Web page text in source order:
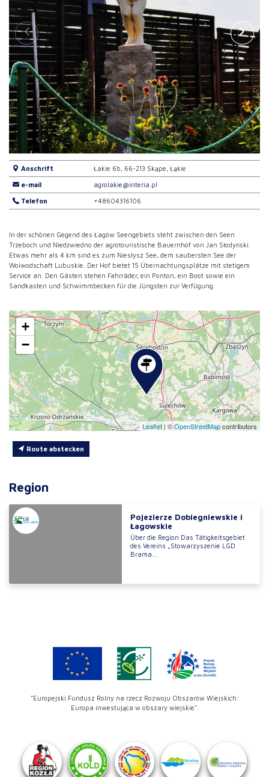
Anschrift Łakie 6b, 66-213 Skąpe, Łąkie
e-mail agrolakie@interia.pl
Telefon +48604316106
In der schönen Gegend des Łagów Seengebiets steht zwischen den Seen
Trzeboch und Niedźwiedno der agrotouristische Bauernhof von Jan Słodyński.
Etwas mehr als 4 km sind es zum Niesłysz See, dem saubersten See der
Woiwodschaft Lubuskie. Der Hof bietet 15 Übernachtungsplätze mit stetigem
Service an. Den Gästen stehen Fahrräder, ein Ponton, ein Boot sowie ein
Sandkasten und Schwimmbecken für die Jüngsten zur Verfügung.
+
−
Leaflet | ©OpenStreetMapcontributors
Route abstecken
Region
Pojezierze Dobiegniewskie i
Łagowskie
Über die Region Das Tätigkeitsgebiet
des Vereins „Stowarzyszenie LGD
Brama...
"Europejski Fundusz Rolny na rzecz Rozwoju Obszarów Wiejskich:
Europa inwestująca w obszary wiejskie".